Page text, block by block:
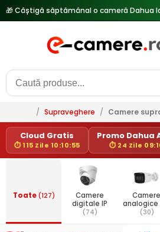
/ Supraveghere / Camere
Cloud Gratis
⏱ 115 Zile 10:10:55
Promo Dahua
⏱ 24 Zile
Toate(127)
Camere
digitale IP
(74)
Camere
analogice
(30)